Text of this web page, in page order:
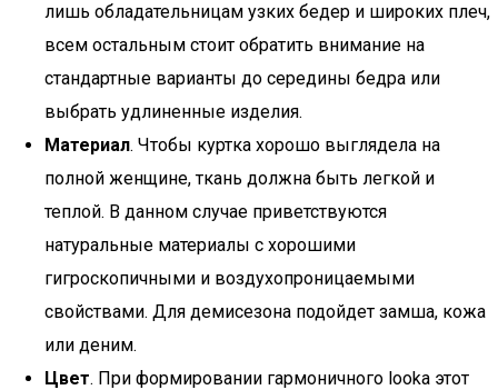
лишь обладательницам узких бедер и широких плеч,
всем остальным стоит обратить внимание на
стандартные варианты до середины бедра или
выбрать удлиненные изделия.
Материал. Чтобы куртка хорошо выглядела на
полной женщине, ткань должна быть легкой и
теплой. В данном случае приветствуются
натуральные материалы с хорошими
гигроскопичными и воздухопроницаемыми
свойствами. Для демисезона подойдет замша, кожа
или деним.
Цвет. При формировании гармоничного looka этот